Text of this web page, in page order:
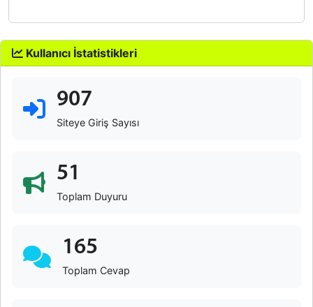
Kullanıcı İstatistikleri
907
Siteye Giriş Sayısı
51
Toplam Duyuru
165
Toplam Cevap